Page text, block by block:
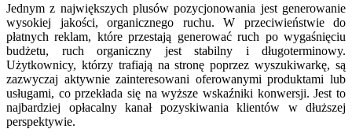
Jednym z największych plusów pozycjonowania jest generowanie
wysokiej jakości, organicznego ruchu. W przeciwieństwie do
płatnych reklam, które przestają generować ruch po wygaśnięciu
budżetu, ruch organiczny jest stabilny i długoterminowy.
Użytkownicy, którzy trafiają na stronę poprzez wyszukiwarkę, są
zazwyczaj aktywnie zainteresowani oferowanymi produktami lub
usługami, co przekłada się na wyższe wskaźniki konwersji. Jest to
najbardziej opłacalny kanał pozyskiwania klientów w dłuższej
perspektywie.